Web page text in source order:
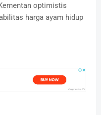
optimistis
harga ayam hidup